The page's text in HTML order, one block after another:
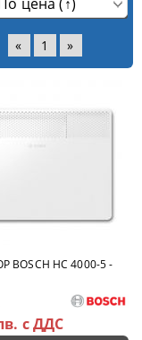
« 1 »
BOSCH HC 4000-5 -
с ДДС